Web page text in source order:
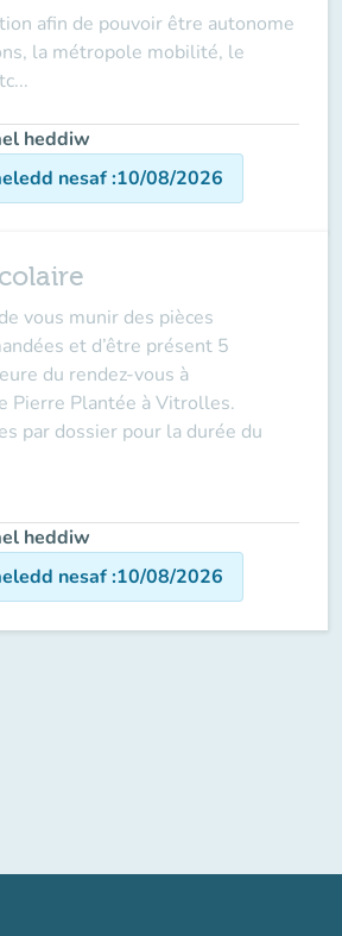
afin de pouvoir être autonome
la métropole mobilité, le
heddiw
nesaf:10/08/2026
vous munir des pièces
et d’être présent 5
du rendez-vous à
Pierre Plantée à Vitrolles.
par dossier pour la durée du
heddiw
nesaf:10/08/2026